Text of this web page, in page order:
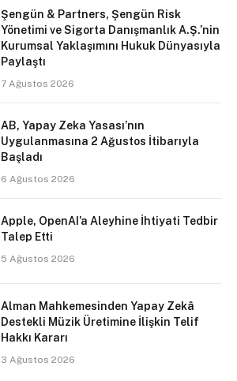
Şengün & Partners, Şengün Risk
Yönetimi ve Sigorta Danışmanlık A.Ş.’nin
Kurumsal Yaklaşımını Hukuk Dünyasıyla
Paylaştı
7 Ağustos 2026
AB, Yapay Zeka Yasası’nın
Uygulanmasına 2 Ağustos İtibarıyla
Başladı
6 Ağustos 2026
Apple, OpenAI’a Aleyhine İhtiyati Tedbir
Talep Etti
5 Ağustos 2026
Alman Mahkemesinden Yapay Zekâ
Destekli Müzik Üretimine İlişkin Telif
Hakkı Kararı
3 Ağustos 2026